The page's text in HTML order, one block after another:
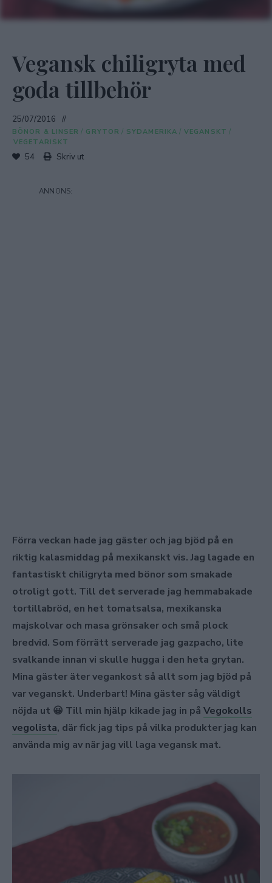
Vegansk chiligryta med
goda tillbehör
25/07/2016
BÖNOR & LINSER / GRYTOR / SYDAMERIKA / VEGANSKT /
VEGETARISKT
54 Skriv ut
Förra veckan hade jag gäster och jag bjöd på en
riktig kalasmiddag på mexikanskt vis. Jag lagade en
fantastiskt chiligryta med bönor som smakade
otroligt gott. Till det serverade jag hemmabakade
tortillabröd, en het tomatsalsa, mexikanska
majskolvar och masa grönsaker och små plock
bredvid. Som förrätt serverade jag gazpacho, lite
svalkande innan vi skulle hugga i den heta grytan.
Mina gäster äter vegankost så allt som jag bjöd på
var veganskt. Underbart! Mina gäster såg väldigt
nöjda ut 😀 Till min hjälp kikade jag in på Vegokolls
vegolista, där fick jag tips på vilka produkter jag kan
använda mig av när jag vill laga vegansk mat.